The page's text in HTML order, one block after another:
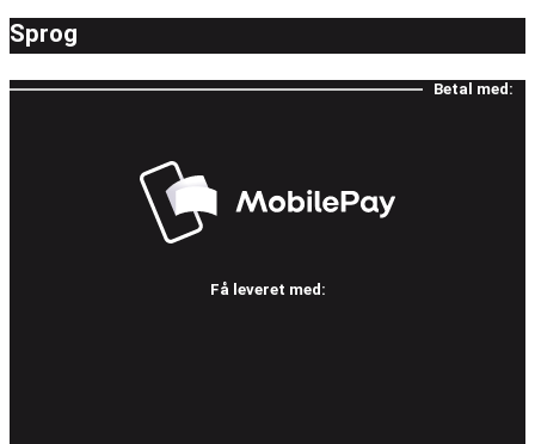
Sprog
Betal med:
Få leveret med: